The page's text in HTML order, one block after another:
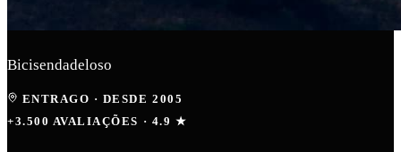
Bicisendadeloso
ENTRAGO · DESDE 2005
+3.500 AVALIAÇÕES · 4.9 ★